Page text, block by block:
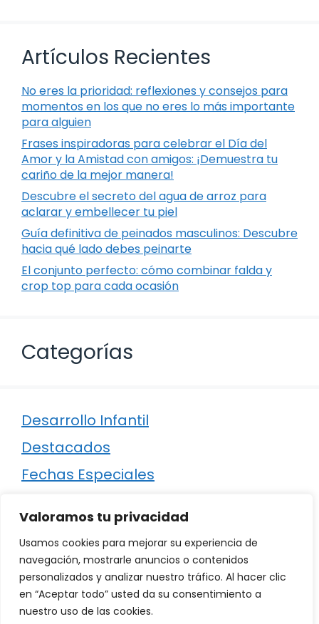
Valoramos tu privacidad
Usamos cookies para mejorar su experiencia de
navegación, mostrarle anuncios o contenidos
personalizados y analizar nuestro tráfico. Al hacer clic
en “Aceptar todo” usted da su consentimiento a
nuestro uso de las cookies.
Artículos Recientes
No eres la prioridad: reflexiones y consejos para
momentos en los que no eres lo más importante
para alguien
Frases inspiradoras para celebrar el Día del
Amor y la Amistad con amigos: ¡Demuestra tu
cariño de la mejor manera!
Descubre el secreto del agua de arroz para
aclarar y embellecer tu piel
Guía definitiva de peinados masculinos: Descubre
hacia qué lado debes peinarte
El conjunto perfecto: cómo combinar falda y
crop top para cada ocasión
Categorías
Desarrollo Infantil
Destacados
Fechas Especiales
Regalos
Relaciones
Ropa